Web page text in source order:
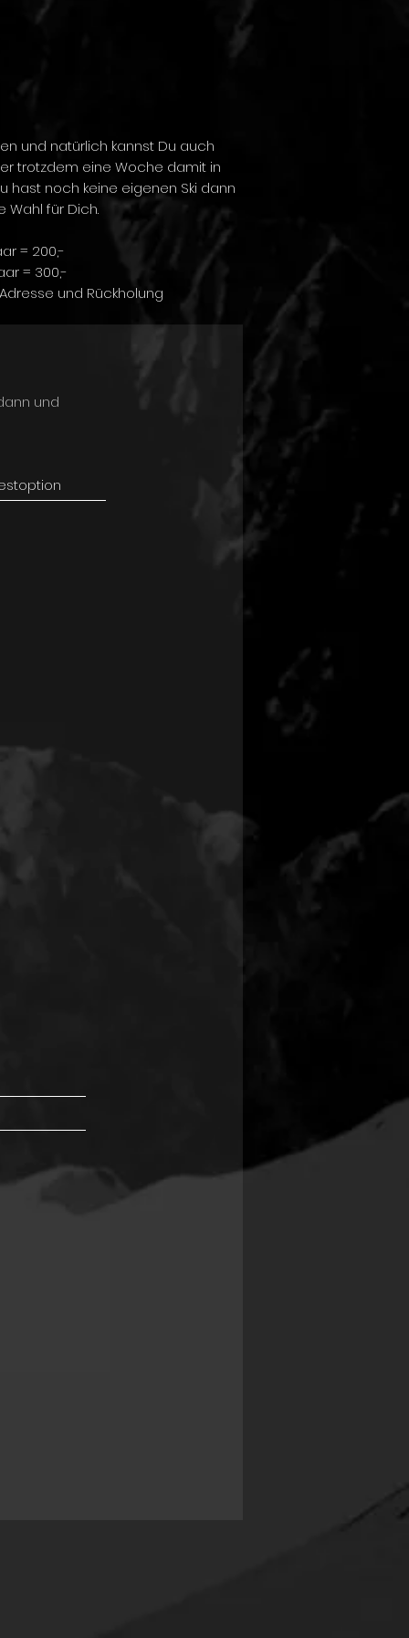
und natürlich kannst Du auch
trotzdem eine Woche damit in
hast noch keine eigenen Ski dann
Wahl für Dich.
= 200,-
= 300,-
und Rückholung
und